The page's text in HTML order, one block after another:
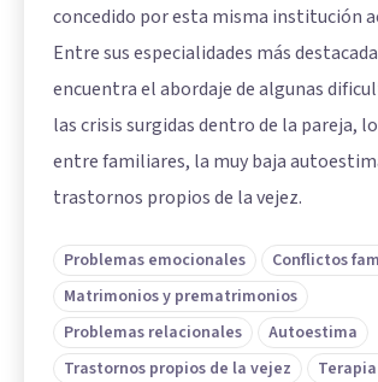
concedido por esta misma institución
Entre sus especialidades más
encuentra el abordaje de algunas
las crisis surgidas dentro de la pareja,
entre familiares, la muy baja
trastornos propios de la vejez.
Problemas emocionales
Conflictos
Matrimonios y prematrimonios
Problemas relacionales
Autoestima
Trastornos propios de la vejez